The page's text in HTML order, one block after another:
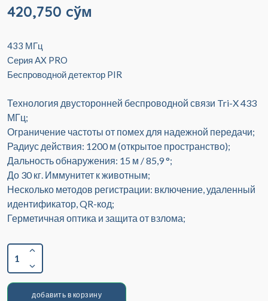
420,750 cўм
433 МГц
Серия AX PRO
Беспроводной детектор PIR
Технология двусторонней беспроводной связи Tri-X 433
МГц;
Ограничение частоты от помех для надежной передачи;
Радиус действия: 1200 м (открытое пространство);
Дальность обнаружения: 15 м / 85,9 °;
До 30 кг. Иммунитет к животным;
Несколько методов регистрации: включение, удаленный
идентификатор, QR-код;
Герметичная оптика и защита от взлома;
1
добавить в корзину